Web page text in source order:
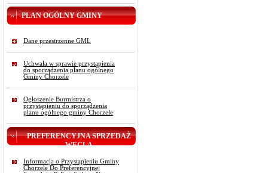
PLAN OGÓLNY GMINY
Dane przestrzenne GML
Uchwała w sprawie przystąpienia
do sporządzenia planu ogólnego
Gminy Chorzele
Ogłoszenie Burmistrza o
przystąpieniu do sporządzenia
planu ogólnego gminy Chorzele
PREFERENCYJNA SPRZEDAŻ
WĘGLA
Informacja o Przystąpieniu Gminy
Chorzele Do Preferencyjnej